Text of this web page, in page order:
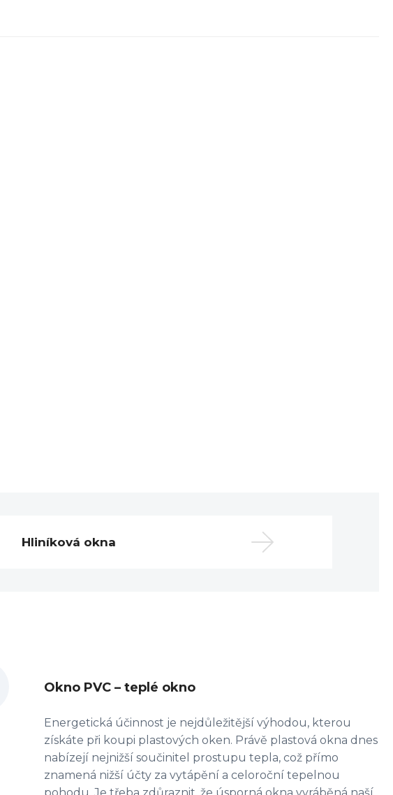
Hliníková okna
Okno PVC – teplé okno
Energetická účinnost je nejdůležitější výhodou, kterou
získáte při koupi plastových oken. Právě plastová okna dnes
nabízejí nejnižší součinitel prostupu tepla, což přímo
znamená nižší účty za vytápění a celoroční tepelnou